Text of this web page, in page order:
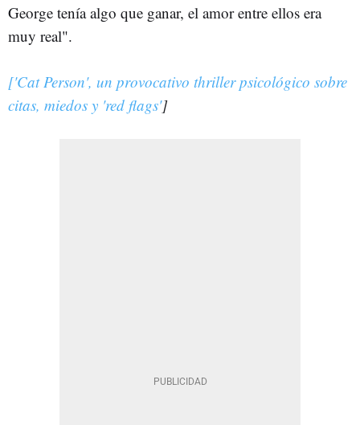
George tenía algo que ganar, el amor entre ellos era
muy real".
['Cat Person', un provocativo thriller psicológico sobre
citas, miedos y 'red flags']